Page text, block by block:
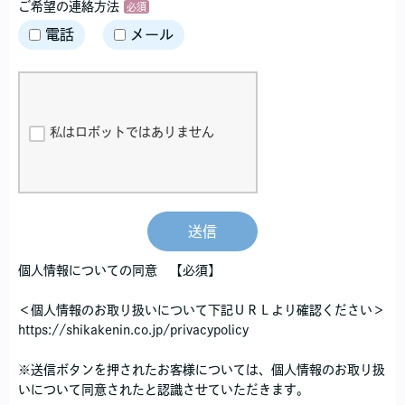
ご希望の連絡方法
電話 メール
私はロボットではありません
送信
個人情報についての同意 【必須】
＜個人情報のお取り扱いについて下記ＵＲＬより確認ください＞
https://shikakenin.co.jp/privacypolicy
※送信ボタンを押されたお客様については、個人情報のお取り扱
いについて同意されたと認識させていただきます。